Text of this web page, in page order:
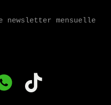
newsletter mensuelle